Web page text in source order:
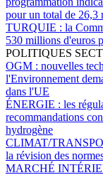
pour un total de 26,3
TURQUIE : la
530 millions d'euros
POLITIQUES
OGM : nouvelles
l'Environnement
dans l'UE
ÉNERGIE : les
recommandations
hydrogène
CLIMAT/
la révision des
MARCHÉ